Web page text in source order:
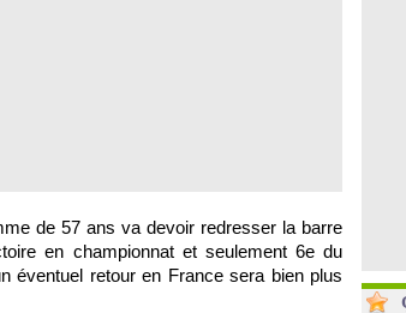
de 57 ans va devoir redresser la barre
en championnat et seulement 6e du
éventuel retour en France sera bien plus